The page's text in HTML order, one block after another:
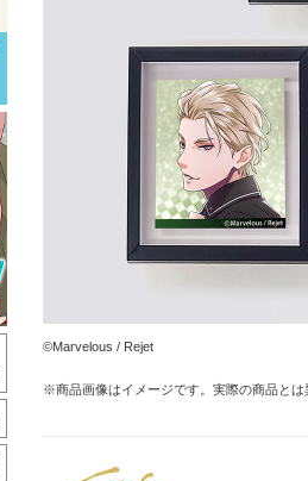
©Marvelous / Rejet
※商品画像はイメージです。実際の商品と